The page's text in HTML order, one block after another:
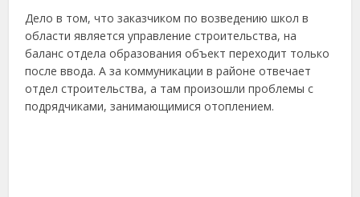
Дело в том, что заказчиком по возведению школ в
области является управление строительства, на
баланс отдела образования объект переходит только
после ввода. А за коммуникации в районе отвечает
отдел строительства, а там произошли проблемы с
подрядчиками, занимающимися отоплением.